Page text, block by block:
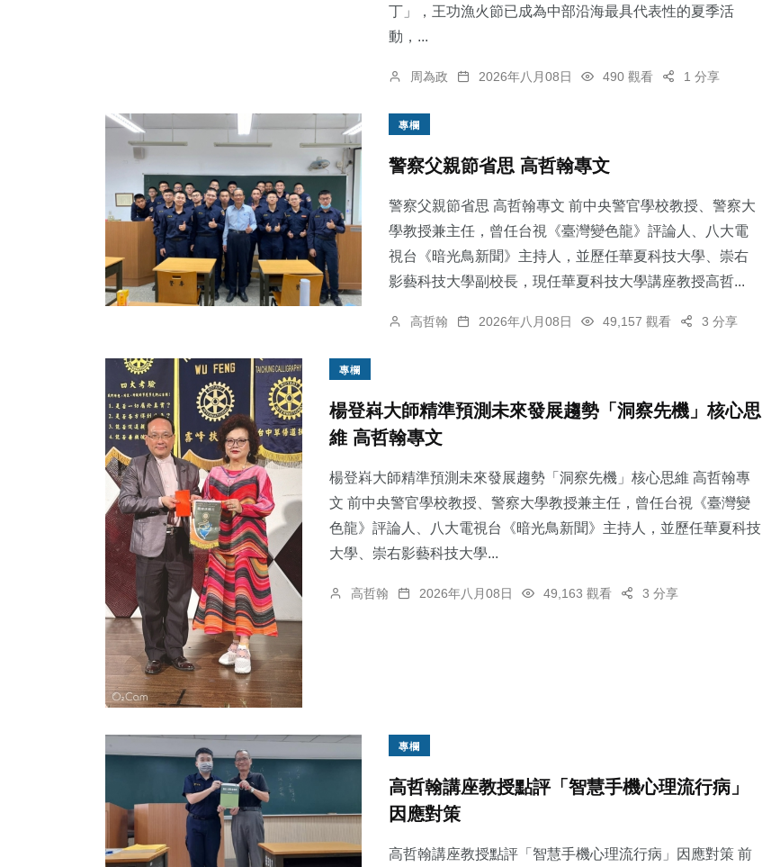
丁」，王功漁火節已成為中部沿海最具代表性的夏季活
動，...
周為政 2026年八月08日 490 觀看 1 分享
專欄
警察父親節省思 高哲翰專文
警察父親節省思 高哲翰專文 前中央警官學校教授、警察大
學教授兼主任，曾任台視《臺灣變色龍》評論人、八大電
視台《暗光鳥新聞》主持人，並歷任華夏科技大學、崇右
影藝科技大學副校長，現任華夏科技大學講座教授高哲...
高哲翰 2026年八月08日 49,157 觀看 3 分享
專欄
楊登嵙大師精準預測未來發展趨勢「洞察先機」核心思
維 高哲翰專文
楊登嵙大師精準預測未來發展趨勢「洞察先機」核心思維 高哲翰專
文 前中央警官學校教授、警察大學教授兼主任，曾任台視《臺灣變
色龍》評論人、八大電視台《暗光鳥新聞》主持人，並歷任華夏科技
大學、崇右影藝科技大學...
高哲翰 2026年八月08日 49,163 觀看 3 分享
專欄
高哲翰講座教授點評「智慧手機心理流行病」
因應對策
高哲翰講座教授點評「智慧手機心理流行病」因應對策 前